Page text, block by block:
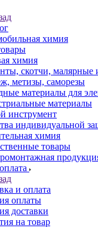
химия
химия
скотчи,
метизы, саморезы
материалы для
материалы
инструмент
индивидуальной
химия
товары
и оплата
оплаты
доставки
на товар